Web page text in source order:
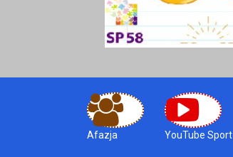
Afazja YouTube Sport